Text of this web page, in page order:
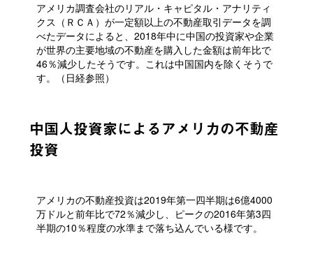
アメリカ調査会社のリアル・キャピタル・アナリティ
クス（ＲＣＡ）が一定額以上の不動産取引データを調
べたデータによると、2018年中に中国の投資家や企業
が世界の主要地域の不動産を購入した金額は前年比で
46％減少したそうです。これは中国国内を除くそうで
す。（日経参照）
中国人投資家によるアメリカの不動産
投資
アメリカの不動産投資は2019年第一四半期は6億4000
万ドルと前年比で72％減少し、ピークの2016年第3四
半期の10％程度の水準まで落ち込んでいる様です。